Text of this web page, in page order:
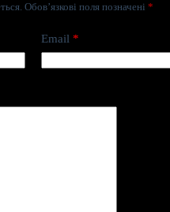
Обов’язкові поля позначені *
Email *